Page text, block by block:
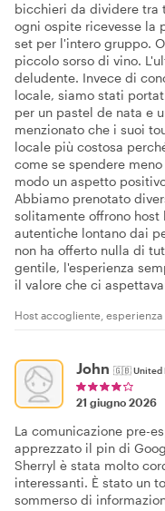
bicchieri da dividere tra
ogni ospite ricevesse la
set per l'intero gruppo.
piccolo sorso di vino.
deludente. Invece di
locale, siamo stati
per un pastel de nata e
menzionato che i suoi
locale più costosa
come se spendere
modo un aspetto
Abbiamo prenotato
solitamente offrono
autentiche lontano dai
non ha offerto nulla di
gentile, l'esperienza
il valore che ci
Host accogliente,
John 🇬🇧United
21 giugno 2026
La comunicazione pre-
apprezzato il pin di
Sherryl è stata molto
interessanti. È stato un
sommerso di